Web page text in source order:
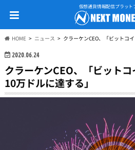
仮想通貨情報配信プラット
HOME ニュース クラーケンCEO、「ビットコ
2020.06.24
クラーケンCEO、「ビット
10万ドルに達する」